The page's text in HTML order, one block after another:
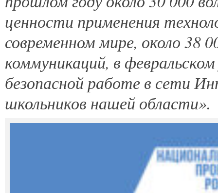
ценности применения
современном мире, около 38
коммуникаций, в
безопасной работе в сети
школьников нашей области».